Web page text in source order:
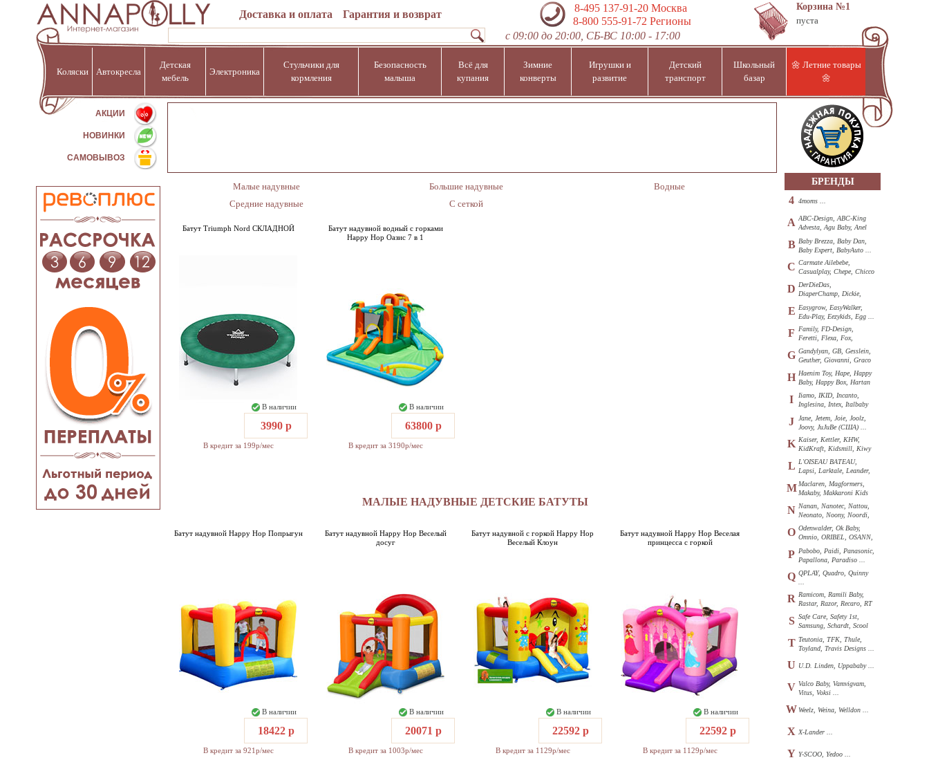
Доставка и оплата Гарантия и возврат
8-495 137-91-20Москва
8-800 555-91-72 Регионы
с 09:00 до 20:00, СБ-ВС 10:00 - 17:00
Корзина №1
пуста
Коляски Автокресла
Детская
мебель
Электроника
Стульчики для
кормления
Безопасность
малыша
Всё для
купания
Зимние
конверты
Игрушки и
развитие
Детский
транспорт
Школьный
базар
🌼 Летние товары
🌼
АКЦИИ %
НОВИНКИ
САМОВЫВОЗ
Малые надувные
Средние надувные
Большие надувные
С сеткой
Водные
Батут Triumph Nord СКЛАДНОЙ
В наличии
3990 р
В кредит за 199р/мес
Батут надувной водный с горками
Happy Hop Оазис 7 в 1
В наличии
63800 р
В кредит за 3190р/мес
МАЛЫЕ НАДУВНЫЕ ДЕТСКИЕ БАТУТЫ
Батут надувной Happy Hop Попрыгун
В наличии
18422 р
В кредит за 921р/мес
Батут надувной Happy Hop Веселый
досуг
В наличии
20071 р
В кредит за 1003р/мес
Батут надувной с горкой Happy Hop
Веселый Клоун
В наличии
22592 р
В кредит за 1129р/мес
Батут надувной Happy Hop Веселая
принцесса с горкой
В наличии
22592 р
В кредит за 1129р/мес
БРЕНДЫ
4 4moms ...
A ABC-Design, ABC-King
Advesta, Agu Baby, Anel
B Baby Brezza, Baby Dan,
Baby Expert, BabyAuto ...
C Carmate Ailebebe,
Casualplay, Chepe, Chicco
D DerDieDas,
DiaperChamp, Dickie,
E Easygrow, EasyWalker,
Edu-Play, Eezykids, Egg ...
F
Family, FD-Design,
Feretti, Flexa, Fox,
G Gandylyan, GB, Gesslein,
Geuther, Giovanni, Graco
H Haenim Toy, Hape, Happy
Baby, Happy Box, Hartan
I
Iiamo, IKID, Incanto,
Inglesina, Intex, Italbaby
J
Jane, Jetem, Joie, Joolz,
Joovy, JuJuBe (США) ...
K Kaiser, Kettler, KHW,
KidKraft, Kidsmill, Kiwy
L L'OISEAU BATEAU,
Lapsi, Larktale, Leander,
M Maclaren, Magformers,
Makaby, Makkaroni Kids
N Nanan, Nanotec, Nattou,
Neonato, Noony, Noordi,
O Odenwalder, Ok Baby,
Omnio, ORIBEL, OSANN,
P Pabobo, Paidi, Panasonic,
Papallona, Paradiso ...
Q QPLAY, Quadro, Quinny
R Ramicom, Ramili Baby,
Rastar, Razor, Recaro, RT
S Safe Care, Safety 1st,
Samsung, Schardt, Scool
T Teutonia, TFK, Thule,
Toyland, Travis Designs ...
U U.D. Linden, Uppababy ...
V Valco Baby, Vamvigvam,
Vitus, Voksi ...
WWeelz, Weina, Welldon ...
X X-Lander ...
Y Y-SCOO, Yedoo ...